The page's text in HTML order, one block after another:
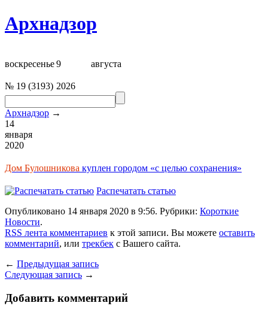
Архнадзор
воскресенье9 августа
№ 19 (3193) 2026
Архнадзор →
14
января
2020
Дом Булошникова куплен городом «с целью сохранения»
Распечатать статью
Опубликовано 14 января 2020 в 9:56. Рубрики: Короткие
Новости.
RSS лента комментариев к этой записи. Вы можете оставить
комментарий, или трекбек с Вашего сайта.
← Предыдущая запись
Следующая запись →
Добавить комментарий